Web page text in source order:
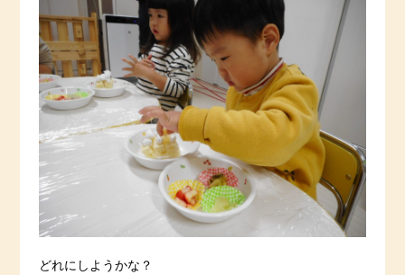
どれにしようかな？